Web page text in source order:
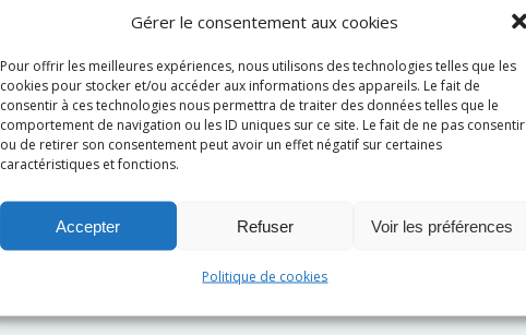
Gérer le consentement aux cookies
Pour offrir les meilleures expériences, nous utilisons des technologies telles que les
cookies pour stocker et/ou accéder aux informations des appareils. Le fait de
consentir à ces technologies nous permettra de traiter des données telles que le
comportement de navigation ou les ID uniques sur ce site. Le fait de ne pas consentir
ou de retirer son consentement peut avoir un effet négatif sur certaines
caractéristiques et fonctions.
Accepter Refuser Voir les préférences
Politique de cookies